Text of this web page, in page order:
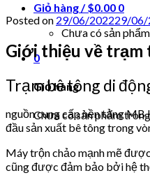
Giỏ hàng /$0.00 0
Chưa có sản
0
Giỏ hàng
Chưa có sản phẩm
Posted on 29/06/202229/06/
Giới thiệu về trạm
Trạm bê tông di
nguồn cung cấp nền tảng
đầu sản xuất bê tông trong
Máy trộn chảo mạnh mẽ
cũng được đảm bảo bởi hệ